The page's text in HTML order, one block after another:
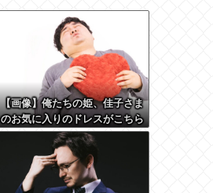
【画像】俺たちの姫、佳子さま
のお気に入りのドレスがこちら
です←コレは可愛過ぎるw w w
w w w w w